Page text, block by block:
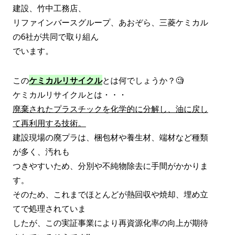
建設、竹中工務店、
リファインバースグループ、あおぞら、三菱ケミカル
の6社が共同で取り組ん
でいます。
このケミカルリサイクルとは何でしょうか？🧐
ケミカルリサイクルとは・・・
廃棄されたプラスチックを化学的に分解し、油に戻し
て再利用する技術。
建設現場の廃プラは、梱包材や養生材、端材など種類
が多く、汚れも
つきやすいため、分別や不純物除去に手間がかかりま
す。
そのため、これまでほとんどが熱回収や焼却、埋め立
てで処理されていま
したが、この実証事業により再資源化率の向上が期待